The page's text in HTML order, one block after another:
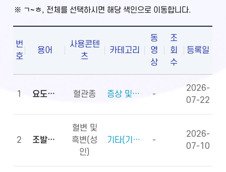
※ ㄱ~ㅎ, 전체를 선택하시면 해당 색인으로 이동합니다.
번
호
용어
사용콘텐
츠
카테고리
동
영
상
조
회
수
등록일
1 요도하열 혈관종 증상 및 징후(증상) -
2026-
07-22
2 조발생률
혈변 및
흑변(성
인)
기타(기타용어) -
2026-
07-10